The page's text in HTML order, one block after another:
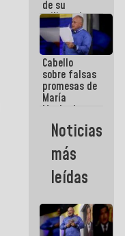
de su
militancia
es la
organización
política más
sólida de
Venezuela
Cabello
sobre falsas
promesas de
María
Machado:
¿Quién le
puede creer?
¿Y la gente
que ella iba
a salvar en
La Guaira?
Noticias
más
leídas